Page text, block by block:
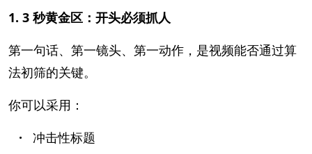
1. 3 秒黄金区：开头必须抓人
第一句话、第一镜头、第一动作，是视频能否通过算
法初筛的关键。
你可以采用：
· 冲击性标题